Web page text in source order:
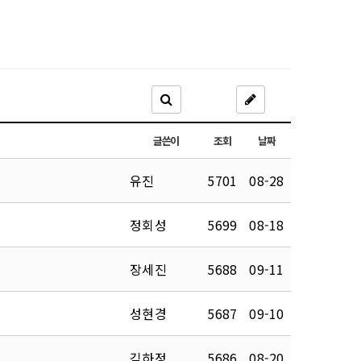
글쓴이 조회 날짜
유진 5701 08-28
정회성 5699 08-18
장세진 5688 09-11
성현경 5687 09-10